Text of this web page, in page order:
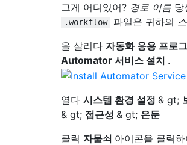
그게 어디있어? 경로 이름 당
.workflow 파일은 귀하의
을 살리다 자동화 응용 프로
Automator 서비스 설치 .
열다 시스템 환경 설정 & gt;
& gt; 접근성 & gt; 은둔
클릭 자물쇠 아이콘을 클릭